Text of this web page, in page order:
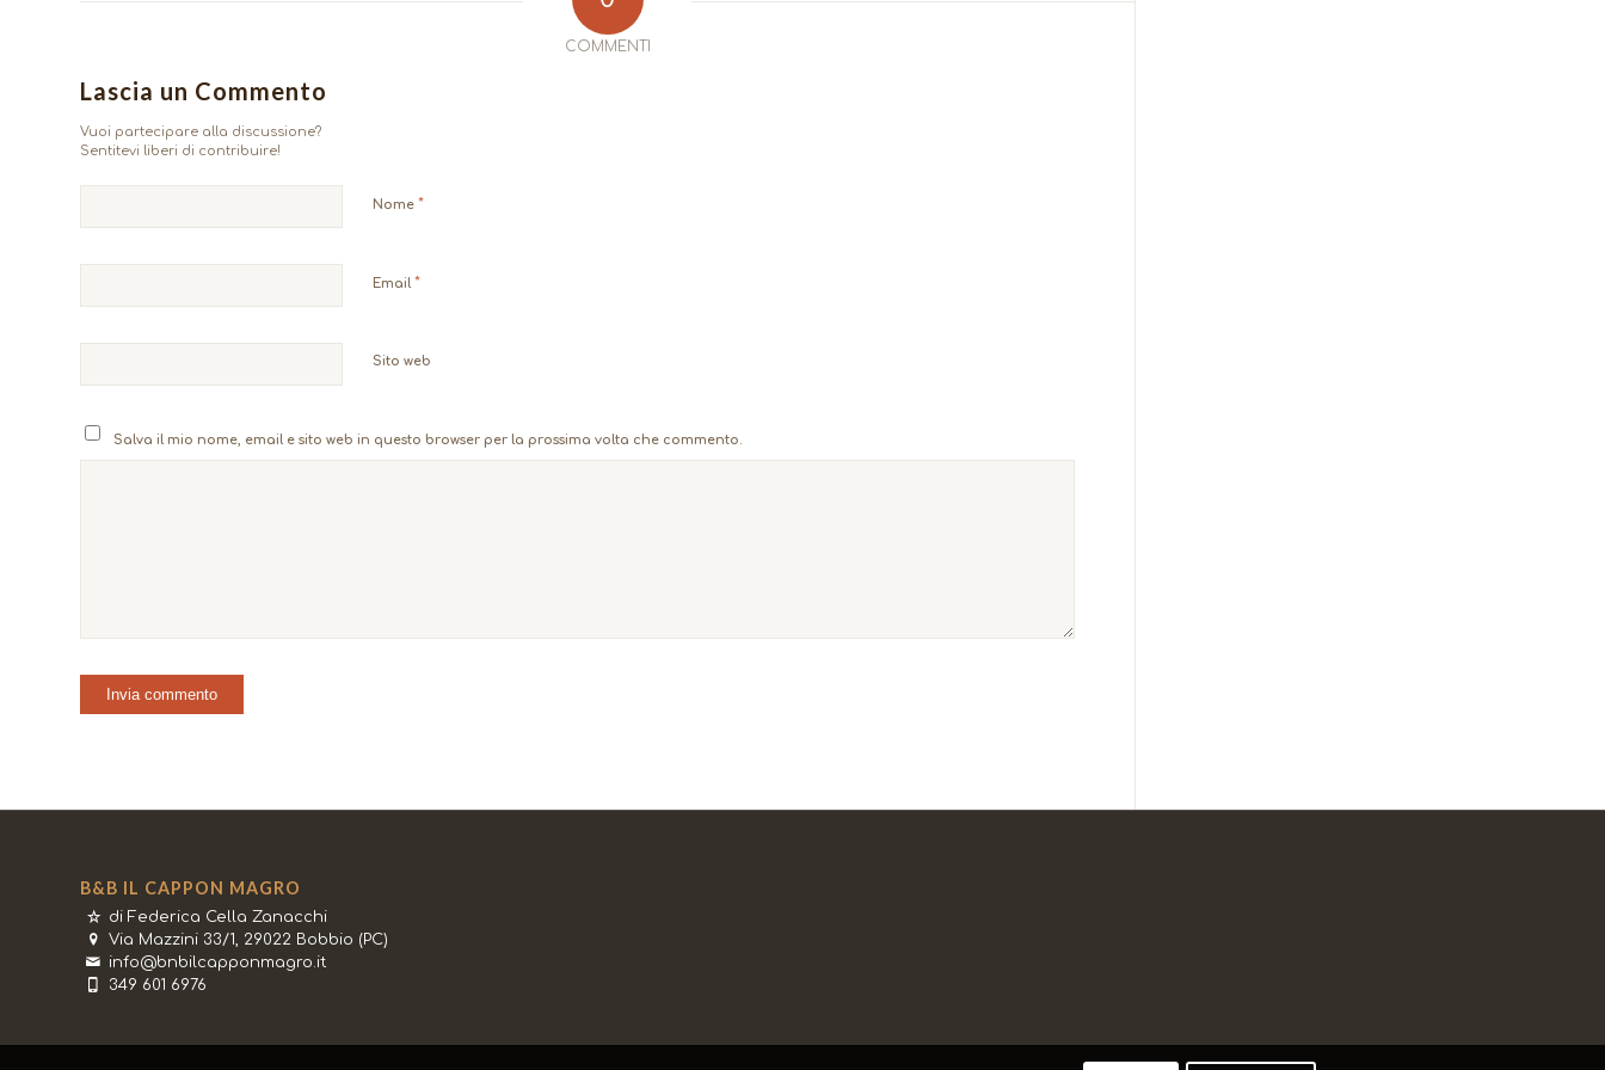
COMMENTI
Lascia un Commento
Vuoi partecipare alla discussione?
Sentitevi liberi di contribuire!
Nome *
Email *
Sito web
Salva il mio nome, email e sito web in questo browser per la prossima volta che commento.
B&B IL CAPPON MAGRO
di Federica Cella Zanacchi
Via Mazzini 33/1, 29022 Bobbio (PC)
info@bnbilcapponmagro.it
349 601 6976